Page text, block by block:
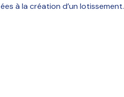
à la création d’un lotissement.